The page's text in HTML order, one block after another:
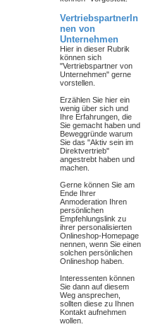
VertriebspartnerIn
nen von
Unternehmen
Hier in dieser Rubrik
können sich
"Vertriebspartner von
Unternehmen" gerne
vorstellen.
Erzählen Sie hier ein
wenig über sich und
Ihre Erfahrungen, die
Sie gemacht haben und
Beweggründe warum
Sie das "Aktiv sein im
Direktvertrieb"
angestrebt haben und
machen.
Gerne können Sie am
Ende Ihrer
Anmoderation Ihren
persönlichen
Empfehlungslink zu
ihrer personalisierten
Onlineshop-Homepage
nennen, wenn Sie einen
solchen persönlichen
Onlineshop haben.
Interessenten können
Sie dann auf diesem
Weg ansprechen,
sollten diese zu Ihnen
Kontakt aufnehmen
wollen.